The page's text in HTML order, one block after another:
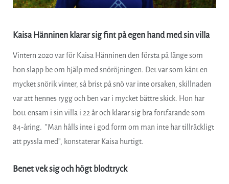
Kaisa Hänninen klarar sig fint på egen hand med sin villa
Vintern 2020 var för Kaisa Hänninen den första på länge som
hon slapp be om hjälp med snöröjningen. Det var som känt en
mycket snörik vinter, så brist på snö var inte orsaken, skillnaden
var att hennes rygg och ben var i mycket bättre skick. Hon har
bott ensam i sin villa i 22 år och klarar sig bra fortfarande som
84-åring. ”Man hålls inte i god form om man inte har tillräckligt
att pyssla med”, konstaterar Kaisa hurtigt.
Benet vek sig och högt blodtryck